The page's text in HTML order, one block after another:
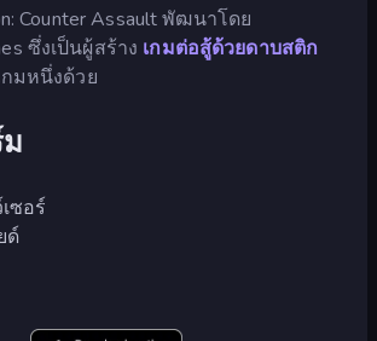
Counter Assault พัฒนาโดย
ซึ่งเป็นผู้สร้าง เกมต่อสู้ด้วยดาบสติก
มหนึ่งด้วย
ซอร์
ด์